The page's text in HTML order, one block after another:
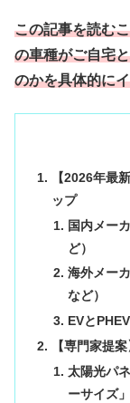
この記事を読む
の車種がご自宅
のかを具体的に
【2026年最
ップ
国内メー
ど）
海外メー
など）
EVと
【専門家提
太陽光パ
ーサイズ」